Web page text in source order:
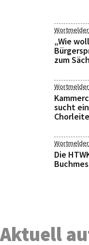
Wortmelder
„Wie
zum
Wortmelder
sucht
Wortmelder
Die
Aktuell